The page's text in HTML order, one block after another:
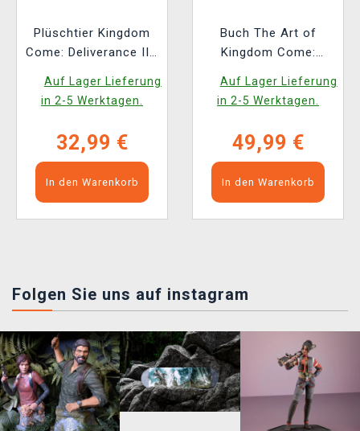
Plüschtier Kingdom
Come: Deliverance II -
Auf Lager Lieferung
in 2-5 Werktagen.
32,99 €
In den Warenkorb
Buch The Art of
Kingdom Come:
Auf Lager Lieferung
in 2-5 Werktagen.
49,99 €
In den Warenkorb
Folgen Sie uns auf instagram